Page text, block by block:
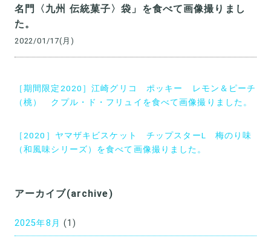
名門〈九州 伝統菓子〉袋」を食べて画像撮りまし
た。
2022/01/17(月)
投
稿
ビ
シ
ョ
ン
［期間限定2020］江崎グリコ ポッキー レモン＆ピーチ
（桃） クプル・ド・フリュイを食べて画像撮りました。
［2020］ヤマザキビスケット チップスターL 梅のり味
（和風味シリーズ）を食べて画像撮りました。
アーカイブ(archive)
2025年8月 (1)